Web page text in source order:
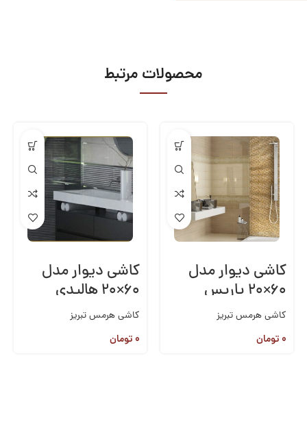
محصولات مرتبط
کاشی دیوار مدل
۶۰×۲۰ پاریس
کاشی هرمس تبریز
۰تومان
کاشی دیوار مدل
۶۰×۲۰ هالیدی
کاشی هرمس تبریز
۰تومان